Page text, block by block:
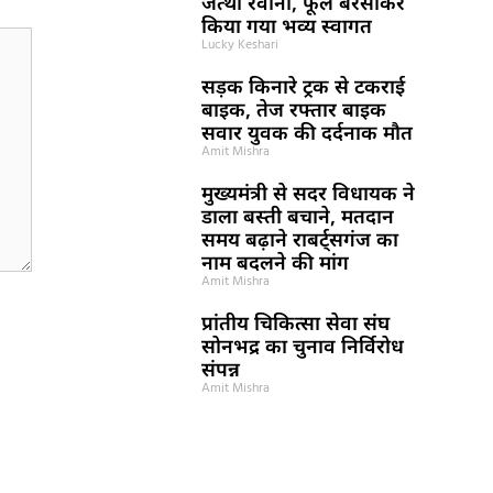
किया गया भव्य स्वागत
Lucky Keshari
सड़क किनारे ट्रक से टकराई
बाइक, तेज रफ्तार बाइक
सवार युवक की दर्दनाक मौत
Amit Mishra
मुख्यमंत्री से सदर विधायक ने
डाला बस्ती बचाने, मतदान
समय बढ़ाने राबर्ट्सगंज का
नाम बदलने की मांग
Amit Mishra
प्रांतीय चिकित्सा सेवा संघ
सोनभद्र का चुनाव निर्विरोध
संपन्न
Amit Mishra